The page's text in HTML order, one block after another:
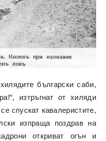
български саби,
изтръгнат от хиляди
спускат кавалеристите,
изпраща поздрав на
откриват огън и